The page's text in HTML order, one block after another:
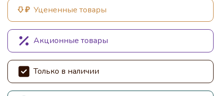
Уцененные товары
Акционные товары
Только в наличии